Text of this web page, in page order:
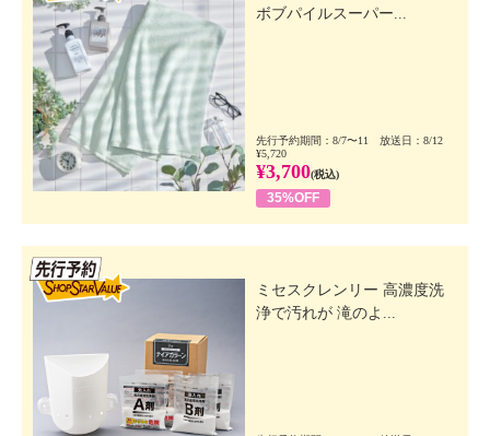
ボブパイルスーパー...
先行予約期間：8/7〜11 放送日：8/12
¥5,720
¥3,700(税込)
35%OFF
ミセスクレンリー 高濃度洗
浄で汚れが 滝のよ...